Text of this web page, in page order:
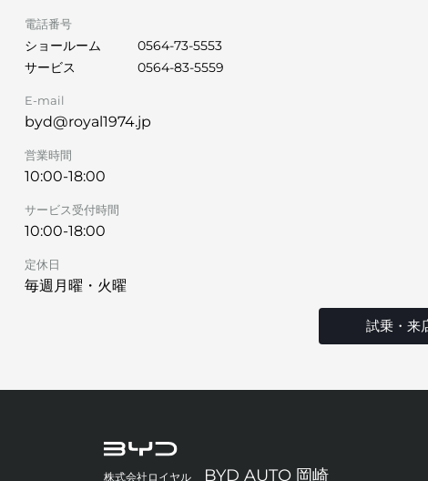
電話番号
ショールーム
0564-73-5553
サービス
0564-83-5559
E-mail
byd@royal1974.jp
営業時間
10:00-18:00
サービス受付時間
10:00-18:00
定休日
毎週月曜・火曜
試乗・来
株式会社ロイヤル BYD AUTO 岡崎